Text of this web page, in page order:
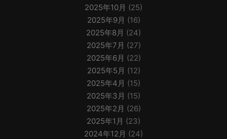
2025年10月 (25)
2025年9月 (16)
2025年8月 (24)
2025年7月 (27)
2025年6月 (22)
2025年5月 (12)
2025年4月 (15)
2025年3月 (15)
2025年2月 (26)
2025年1月 (23)
2024年12月 (24)